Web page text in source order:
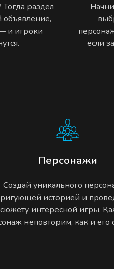
раздел
объявление,
и игроки
если
Персонажи
Создай уникального
историей и
сюжету интересной игры.
неповторим, как и его